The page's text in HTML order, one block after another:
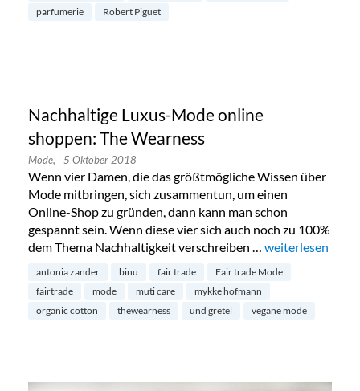
parfumerie
Robert Piguet
Nachhaltige Luxus-Mode online
shoppen: The Wearness
Mode, | 5 Oktober 2018
Wenn vier Damen, die das größtmögliche Wissen über
Mode mitbringen, sich zusammentun, um einen
Online-Shop zu gründen, dann kann man schon
gespannt sein. Wenn diese vier sich auch noch zu 100%
dem Thema Nachhaltigkeit verschreiben … „Nachhaltige
weiterlesen
antonia zander binu fair trade
Fair trade Mode
fairtrade
mode muti care
mykke hofmann
organic cotton
thewearness und gretel vegane mode